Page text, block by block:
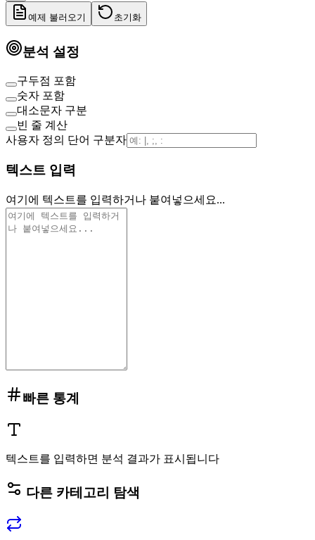
예제 불러오기 초기화
분석 설정
구두점 포함
숫자 포함
대소문자 구분
빈 줄 계산
사용자 정의 단어 구분자
텍스트 입력
여기에 텍스트를 입력하거나 붙여넣으세요...
빠른 통계
텍스트를 입력하면 분석 결과가 표시됩니다
다른 카테고리 탐색